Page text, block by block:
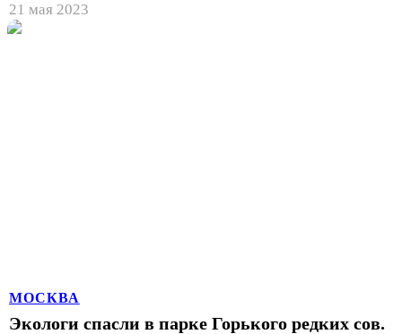
21 мая 2023
МОСКВА
Экологи спасли в парке Горького редких сов.